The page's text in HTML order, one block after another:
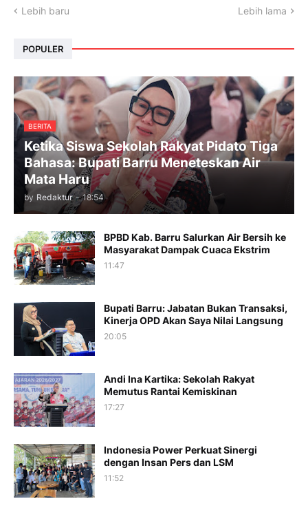
Lebih baru Lebih lama
POPULER
BERITA
Ketika Siswa Sekolah Rakyat Pidato Tiga
Bahasa: Bupati Barru Meneteskan Air
Mata Haru
by Redaktur - 18:54
BPBD Kab. Barru Salurkan Air Bersih ke
Masyarakat Dampak Cuaca Ekstrim
11:47
Bupati Barru: Jabatan Bukan Transaksi,
Kinerja OPD Akan Saya Nilai Langsung
20:05
Andi Ina Kartika: Sekolah Rakyat
Memutus Rantai Kemiskinan
17:27
Indonesia Power Perkuat Sinergi
dengan Insan Pers dan LSM
11:52